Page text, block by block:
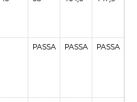
PASSA PASSA PASSA